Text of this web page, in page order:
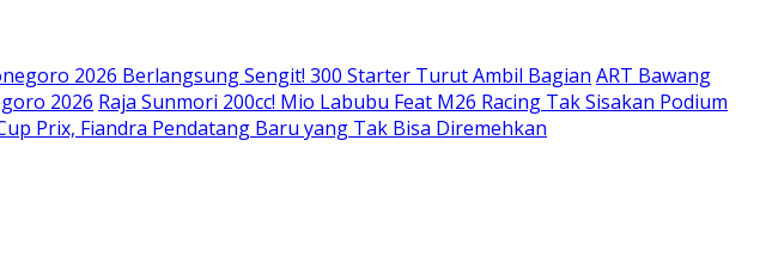
2026 Berlangsung Sengit! 300 Starter Turut Ambil Bagian ART Bawang
2026 Raja Sunmori 200cc! Mio Labubu Feat M26 Racing Tak Sisakan Podium
Prix, Fiandra Pendatang Baru yang Tak Bisa Diremehkan